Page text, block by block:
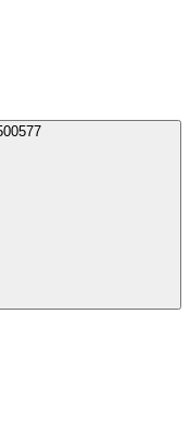
+7 (8442) 500577